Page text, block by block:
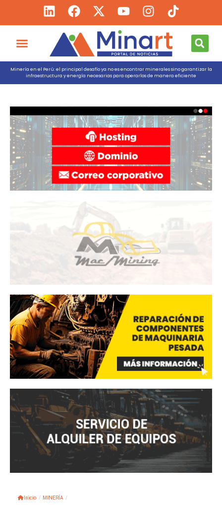
Minería en el Perú: el principal desafío ya no es encontrar minerales sino garantizar la
infraestructura y energía necesarias para operarlos de manera eficiente
Inicio / MINERÍA /